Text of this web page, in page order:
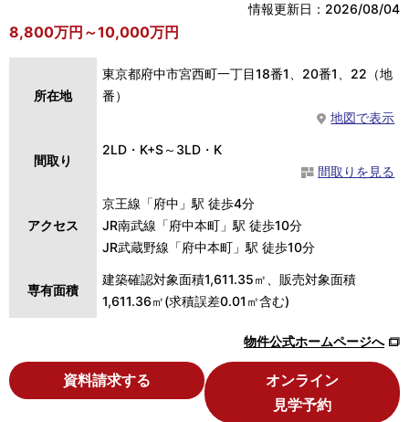
情報更新日：2026/08/04
8,800万円～10,000万円
所在地
東京都府中市宮西町一丁目18番1、20番1、22（地
番）
地図で表示
間取り
2LD・K+S～3LD・K
間取りを見る
アクセス
京王線「府中」駅 徒歩4分
JR南武線「府中本町」駅 徒歩10分
JR武蔵野線「府中本町」駅 徒歩10分
専有面積
建築確認対象面積1,611.35㎡、販売対象面積
1,611.36㎡(求積誤差0.01㎡含む)
物件公式ホームページへ
資料請求する
オンライン
見学予約